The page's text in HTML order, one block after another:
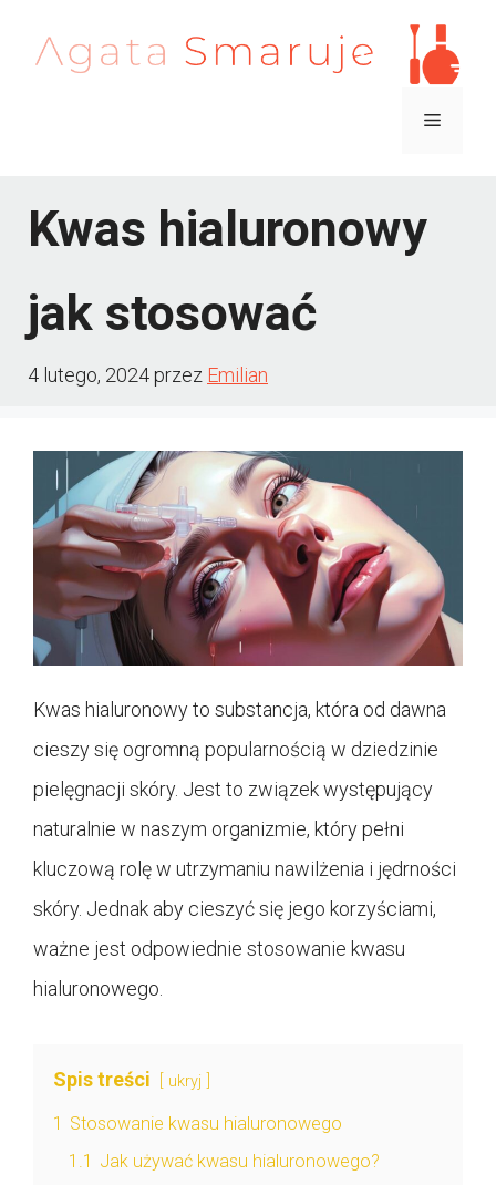
Menu
Kwas hialuronowy
jak stosować
4 lutego, 2024przez Emilian
Kwas hialuronowy to substancja, która od dawna
cieszy się ogromną popularnością w dziedzinie
pielęgnacji skóry. Jest to związek występujący
naturalnie w naszym organizmie, który pełni
kluczową rolę w utrzymaniu nawilżenia i jędrności
skóry. Jednak aby cieszyć się jego korzyściami,
ważne jest odpowiednie stosowanie kwasu
hialuronowego.
Spis treści ukryj
1 Stosowanie kwasu hialuronowego
1.1 Jak używać kwasu hialuronowego?